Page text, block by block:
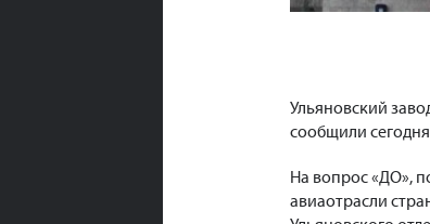
Ульяновский
сообщили
На вопрос «ДО»,
авиаотрасли